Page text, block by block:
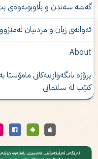
سەندن و بڵاوبونەوەى بت
ژیان و مردنیان
بانگەوازییەکانی مامۆستا
لە سلێمانی